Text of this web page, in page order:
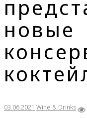
новые
03.06.2021 Wine & Drinks